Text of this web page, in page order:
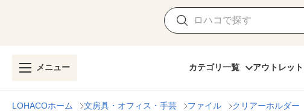
メニュー カテゴリ一覧 アウトレット
LOHACOホーム 文房具・オフィス・手芸 ファイル クリアーホルダー